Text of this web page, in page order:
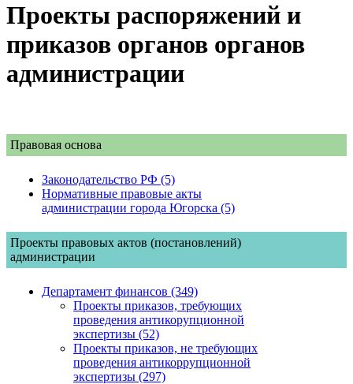
Проекты распоряжений и
приказов органов органов
администрации
Правовая основа
Законодательство РФ (5)
Нормативные правовые акты
администрации города Югорска (5)
Проекты правовых актов (постановлений)
администрации
Департамент финансов (349)
Проекты приказов, требующих
проведения антикорупционной
экспертизы (52)
Проекты приказов, не требующих
проведения антикоррупционной
экспертизы (297)